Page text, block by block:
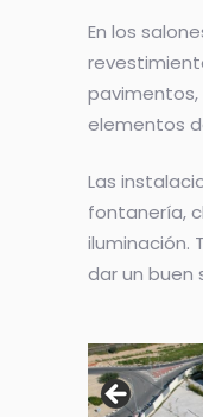
En los
elementos
Las
fontanería,
iluminación.
dar un buen